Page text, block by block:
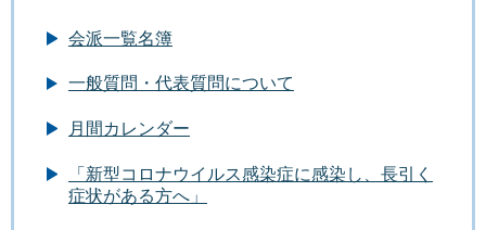
会派一覧名簿
一般質問・代表質問について
月間カレンダー
「新型コロナウイルス感染症に感染し、長引く
症状がある方へ」